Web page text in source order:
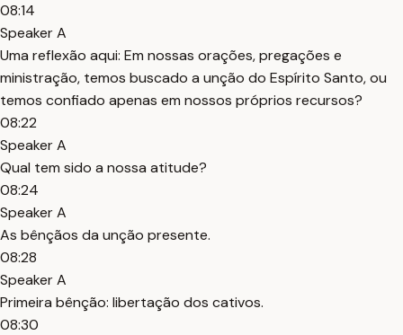
08:14
Speaker A
Uma reflexão aqui: Em nossas orações, pregações e
ministração, temos buscado a unção do Espírito Santo, ou
temos confiado apenas em nossos próprios recursos?
08:22
Speaker A
Qual tem sido a nossa atitude?
08:24
Speaker A
As bênçãos da unção presente.
08:28
Speaker A
Primeira bênção: libertação dos cativos.
08:30